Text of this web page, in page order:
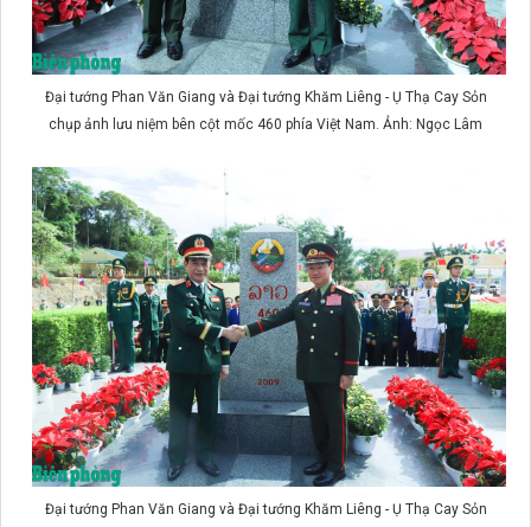
Đại tướng Phan Văn Giang và Đại tướng Khăm Liêng - Ụ Thạ Cay Sỏn
chụp ảnh lưu niệm bên cột mốc 460 phía Việt Nam. Ảnh: Ngọc Lâm
Đại tướng Phan Văn Giang và Đại tướng Khăm Liêng - Ụ Thạ Cay Sỏn